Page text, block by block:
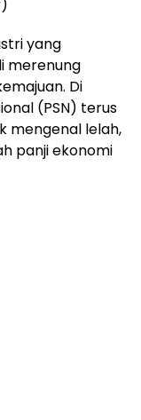
yang
merenung
Di
(PSN) terus
mengenal lelah,
panji ekonomi